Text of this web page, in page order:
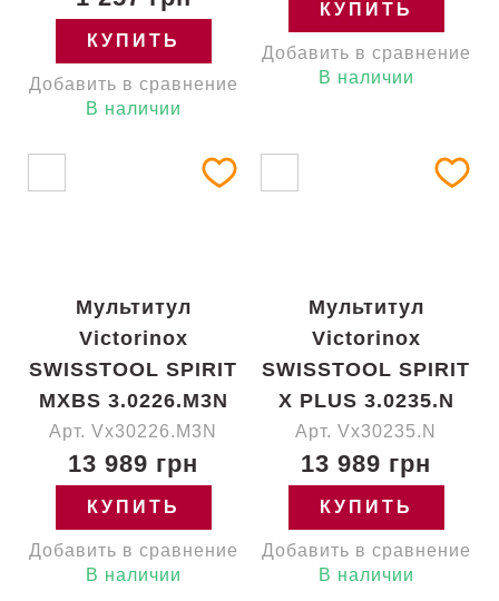
КУПИТЬ
Добавить в сравнение
В наличии
КУПИТЬ
Добавить в сравнение
В наличии
Мультитул
Victorinox
SWISSTOOL SPIRIT
MXBS 3.0226.M3N
Арт. Vx30226.M3N
13 989 грн
КУПИТЬ
Добавить в сравнение
В наличии
Мультитул
Victorinox
SWISSTOOL SPIRIT
X PLUS 3.0235.N
Арт. Vx30235.N
13 989 грн
КУПИТЬ
Добавить в сравнение
В наличии